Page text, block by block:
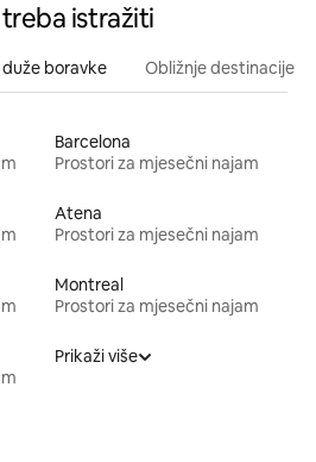
istražiti
boravke Obližnje destinacije
Barcelona
Prostori za mjesečni najam
Atena
Prostori za mjesečni najam
Montreal
Prostori za mjesečni najam
Prikaži više